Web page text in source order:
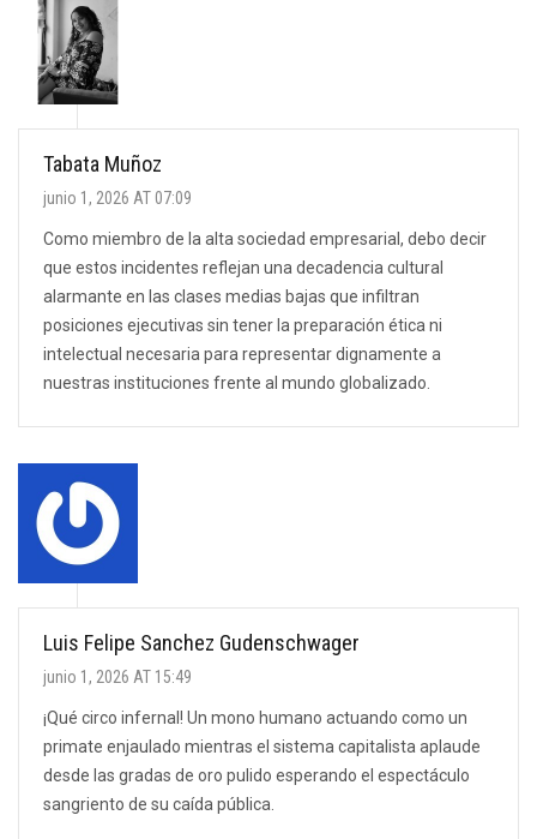
Tabata Muñoz
junio 1, 2026 AT 07:09
Como miembro de la alta sociedad empresarial, debo decir
que estos incidentes reflejan una decadencia cultural
alarmante en las clases medias bajas que infiltran
posiciones ejecutivas sin tener la preparación ética ni
intelectual necesaria para representar dignamente a
nuestras instituciones frente al mundo globalizado.
Luis Felipe Sanchez Gudenschwager
junio 1, 2026 AT 15:49
¡Qué circo infernal! Un mono humano actuando como un
primate enjaulado mientras el sistema capitalista aplaude
desde las gradas de oro pulido esperando el espectáculo
sangriento de su caída pública.